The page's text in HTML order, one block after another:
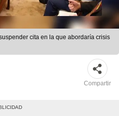
cita en la que abordaría crisis
Compartir